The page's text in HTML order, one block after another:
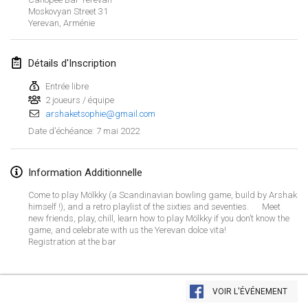
Afficher la liste
Moskovyan Street 31
Yerevan Arménie
Détails d'Inscription
Entrée libre
2 joueurs / équipe
arshaketsophie@gmail.com
Date d'échéance: 7 mai 2022
Information Additionnelle
Come to play Mölkky (a Scandinavian bowling game, build by Arshak
himself !), and a retro playlist of the sixties and seventies. Meet
new friends, play, chill, learn how to play Mölkky if you don’t know the
game, and celebrate with us the Yerevan dolce vita!
Registration at the bar
VOIR L'ÉVÉNEMENT
février 2022
MS v MÖLKPARKURU
4 févr. 2022
TangoMölkky
5 févr. 2022 | Finlande
Kohti Kisoja
Yamagata Tournament
13 févr. 2022|Japon